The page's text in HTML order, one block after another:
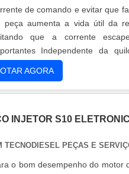
de comando e evitar que
peça aumenta a vida útil da
que a corrente
Independente da
a solução normal....
AGORA
INJETOR S10
TECNODIESEL PEÇAS E
o bom desempenho do motor